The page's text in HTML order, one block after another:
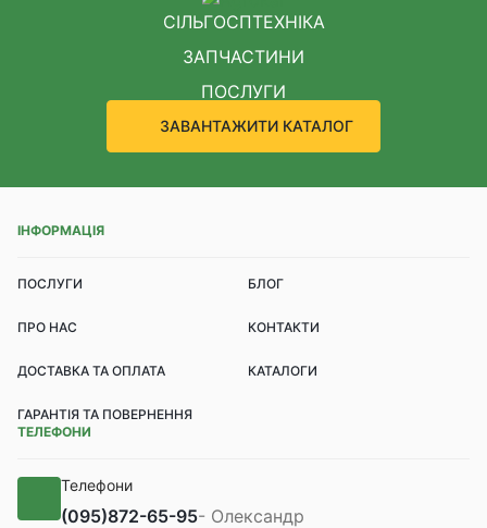
СІЛЬГОСПТЕХНІКА
ЗАПЧАСТИНИ
ПОСЛУГИ
ЗАВАНТАЖИТИ КАТАЛОГ
ІНФОРМАЦІЯ
ПОСЛУГИ БЛОГ
ПРО НАС КОНТАКТИ
ДОСТАВКА ТА ОПЛАТА КАТАЛОГИ
ГАРАНТІЯ ТА ПОВЕРНЕННЯ
ТЕЛЕФОНИ
Телефони
(095)872-65-95- Олександр